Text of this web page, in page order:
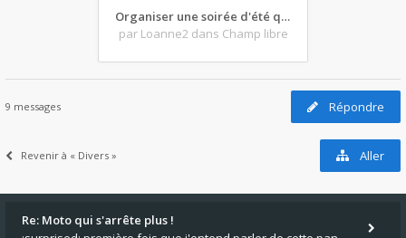
Organiser une soirée d'été qui claque : vos bons plans matos ?
par Loanne2 dans Champ libre
9 messages Répondre
Revenir à « Divers » Aller
Re: Moto qui s'arrête plus !